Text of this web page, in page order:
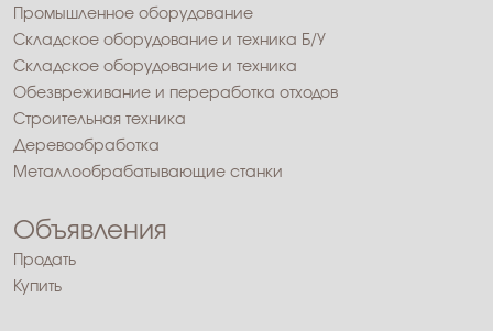
Промышленное оборудование
Складское оборудование и техника Б/У
Складское оборудование и техника
Обезвреживание и переработка отходов
Строительная техника
Деревообработка
Металлообрабатывающие станки
Объявления
Продать
Купить